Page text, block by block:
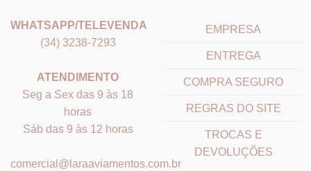
WHATSAPP/TELEVENDA
(34) 3238-7293
ATENDIMENTO
Seg a Sex das 9 às 18
horas
Sáb das 9 às 12 horas
comercial@laraaviamentos.com.br
EMPRESA
ENTREGA
COMPRA SEGURO
REGRAS DO SITE
TROCAS E
DEVOLUÇÕES